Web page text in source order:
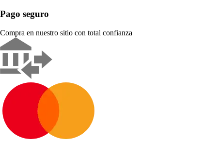
Pago seguro
Compra en nuestro sitio con total confianza